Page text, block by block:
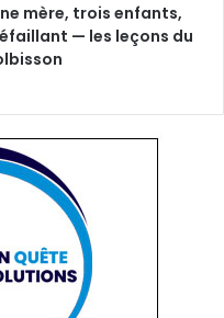
mère, trois enfants,
— les leçons du